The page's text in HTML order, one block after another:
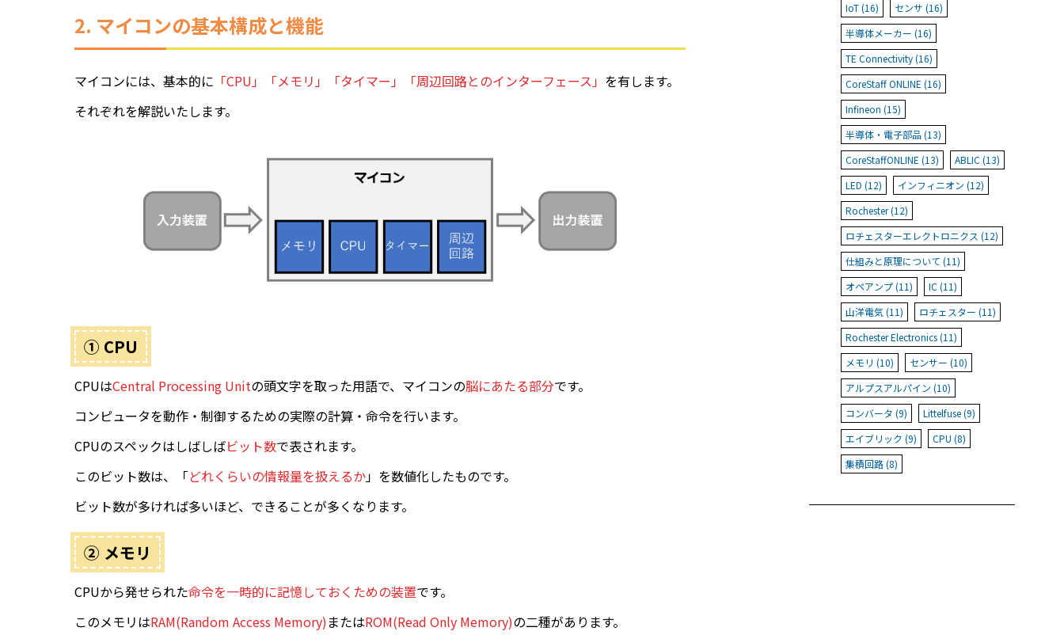
2. マイコンの基本構成と機能
マイコンには、基本的に 「CPU」「メモリ」「タイマー」「周辺回路とのインターフェース」 を有します。
それぞれを解説いたします。
① CPU
CPUはCentral Processing Unitの頭文字を取った用語で、マイコンの脳にあたる部分です。
コンピュータを動作・制御するための実際の計算・命令を行います。
CPUのスペックはしばしばビット数で表されます。
このビット数は、「どれくらいの情報量を扱えるか」を数値化したものです。
ビット数が多ければ多いほど、できることが多くなります。
② メモリ
CPUから発せられた命令を一時的に記憶しておくための装置です。
このメモリはRAM(Random Access Memory)またはROM(Read Only Memory)の二種があります。
IoT (16)
センサ (16)
半導体メーカー (16)
TE Connectivity (16)
CoreStaff ONLINE (16)
Infineon (15)
半導体・電子部品 (13)
CoreStaffONLINE (13)
ABLIC (13)
LED (12)
インフィニオン (12)
Rochester (12)
ロチェスターエレクトロニクス (12)
仕組みと原理について (11)
オペアンプ (11)
IC (11)
山洋電気 (11)
ロチェスター (11)
Rochester Electronics (11)
メモリ (10)
センサー (10)
アルプスアルパイン (10)
コンバータ (9)
Littelfuse (9)
エイブリック (9)
CPU (8)
集積回路 (8)